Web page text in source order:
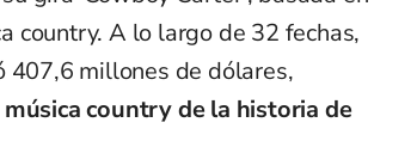
country. A lo largo de 32 fechas,
407,6 millones de dólares,
country de la historia de